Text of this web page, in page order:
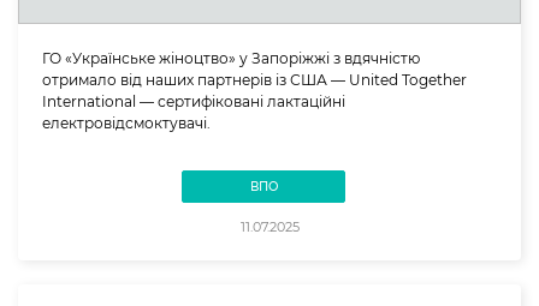
ГО «Українське жіноцтво» у Запоріжжі з вдячністю
отримало від наших партнерів із США — United Together
International — сертифіковані лактаційні
електровідсмоктувачі.
ВПО
11.07.2025